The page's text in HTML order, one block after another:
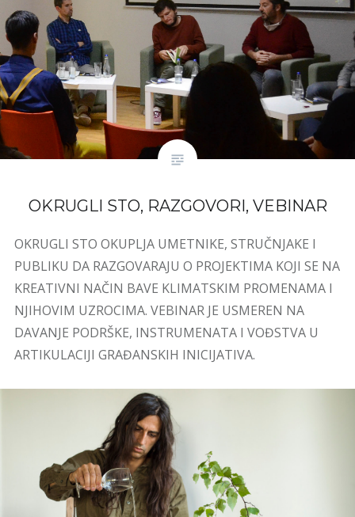
OKRUGLI STO, RAZGOVORI, VEBINAR
OKRUGLI STO OKUPLJA UMETNIKE, STRUČNJAKE I
PUBLIKU DA RAZGOVARAJU O PROJEKTIMA KOJI SE NA
KREATIVNI NAČIN BAVE KLIMATSKIM PROMENAMA I
NJIHOVIM UZROCIMA. VEBINAR JE USMEREN NA
DAVANJE PODRŠKE, INSTRUMENATA I VOĐSTVA U
ARTIKULACIJI GRAĐANSKIH INICIJATIVA.